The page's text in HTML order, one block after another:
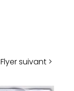
Flyer suivant >